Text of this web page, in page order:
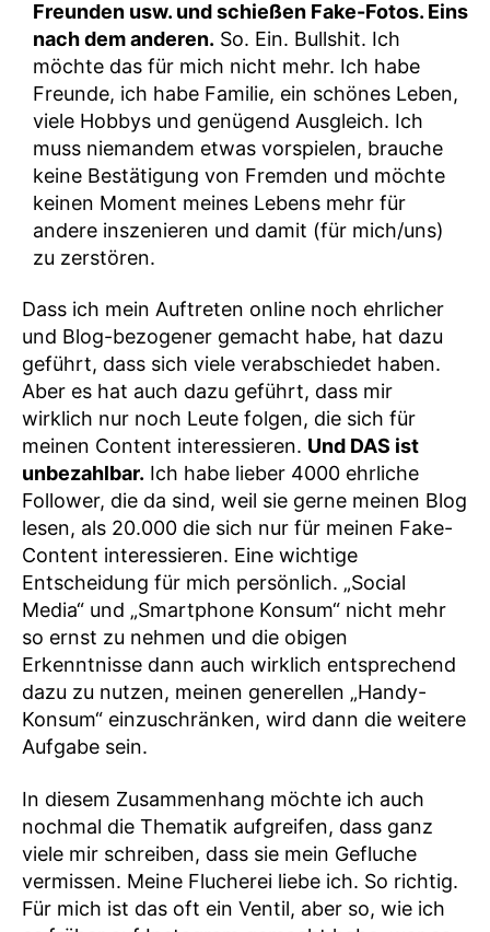
Freunden usw. und schießen Fake-Fotos. Eins
nach dem anderen. So. Ein. Bullshit. Ich
möchte das für mich nicht mehr. Ich habe
Freunde, ich habe Familie, ein schönes Leben,
viele Hobbys und genügend Ausgleich. Ich
muss niemandem etwas vorspielen, brauche
keine Bestätigung von Fremden und möchte
keinen Moment meines Lebens mehr für
andere inszenieren und damit (für mich/uns)
zu zerstören.
Dass ich mein Auftreten online noch ehrlicher
und Blog-bezogener gemacht habe, hat dazu
geführt, dass sich viele verabschiedet haben.
Aber es hat auch dazu geführt, dass mir
wirklich nur noch Leute folgen, die sich für
meinen Content interessieren. Und DAS ist
unbezahlbar. Ich habe lieber 4000 ehrliche
Follower, die da sind, weil sie gerne meinen Blog
lesen, als 20.000 die sich nur für meinen Fake-
Content interessieren. Eine wichtige
Entscheidung für mich persönlich. „Social
Media“ und „Smartphone Konsum“ nicht mehr
so ernst zu nehmen und die obigen
Erkenntnisse dann auch wirklich entsprechend
dazu zu nutzen, meinen generellen „Handy-
Konsum“ einzuschränken, wird dann die weitere
Aufgabe sein.
In diesem Zusammenhang möchte ich auch
nochmal die Thematik aufgreifen, dass ganz
viele mir schreiben, dass sie mein Gefluche
vermissen. Meine Flucherei liebe ich. So richtig.
Für mich ist das oft ein Ventil, aber so, wie ich